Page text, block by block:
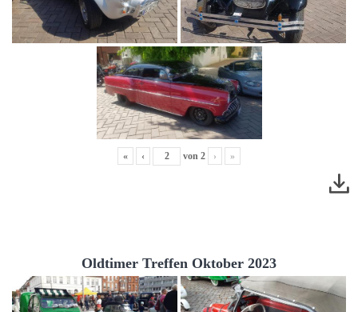
« ‹ von 2 › »
Oldtimer Treffen Oktober 2023